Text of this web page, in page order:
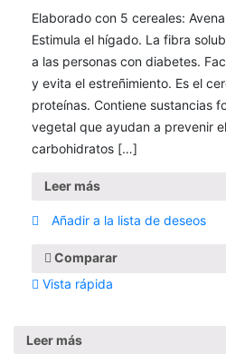
Elaborado con 5 cereales:
Estimula el hígado. La fibra
a las personas con diabetes.
y evita el estreñimiento. Es el
proteínas. Contiene sustancias
vegetal que ayudan a prevenir
carbohidratos […]
Leer más
Añadir a la lista de deseos
Comparar
Vista rápida
Leer más